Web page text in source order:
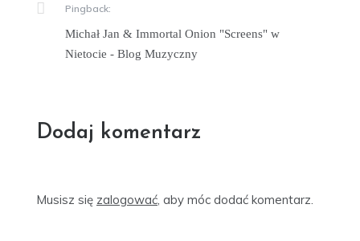
Pingback:
Michał Jan & Immortal Onion "Screens" w
Nietocie - Blog Muzyczny
Dodaj komentarz
Musisz się zalogować , aby móc dodać komentarz.